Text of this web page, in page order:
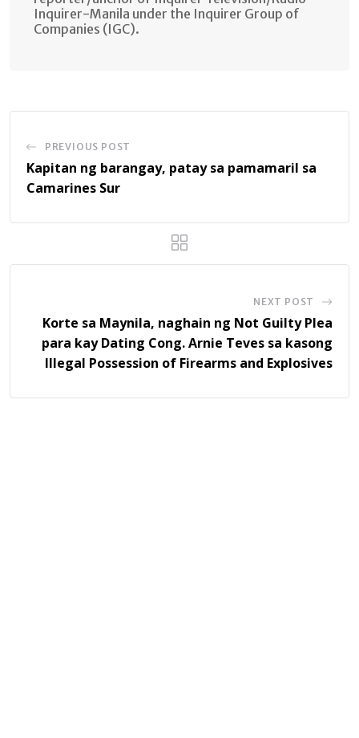
Inquirer-Manila under the Inquirer Group of
Companies (IGC).
PREVIOUS POST
Kapitan ng barangay, patay sa pamamaril sa
Camarines Sur
NEXT POST
Korte sa Maynila, naghain ng Not Guilty Plea
para kay Dating Cong. Arnie Teves sa kasong
Illegal Possession of Firearms and Explosives